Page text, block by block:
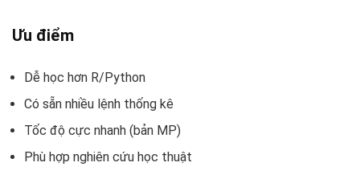
Ưu điểm
Dễ học hơn R/Python
Có sẵn nhiều lệnh thống kê
Tốc độ cực nhanh (bản MP)
Phù hợp nghiên cứu học thuật